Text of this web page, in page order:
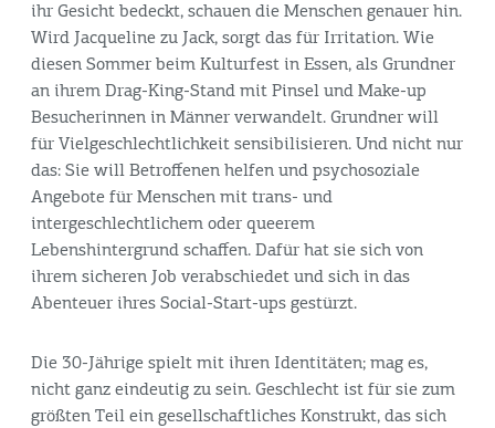
ihr Gesicht bedeckt, schauen die Menschen genauer hin.
Wird Jacqueline zu Jack, sorgt das für Irritation. Wie
diesen Sommer beim Kulturfest in Essen, als Grundner
an ihrem Drag-King-Stand mit Pinsel und Make-up
Besucherinnen in Männer verwandelt. Grundner will
für Vielgeschlechtlichkeit sensibilisieren. Und nicht nur
das: Sie will Betroffenen helfen und psychosoziale
Angebote für Menschen mit trans- und
intergeschlechtlichem oder queerem
Lebenshintergrund schaffen. Dafür hat sie sich von
ihrem sicheren Job verabschiedet und sich in das
Abenteuer ihres Social-Start-ups gestürzt.
Die 30-Jährige spielt mit ihren Identitäten; mag es,
nicht ganz eindeutig zu sein. Geschlecht ist für sie zum
größten Teil ein gesellschaftliches Konstrukt, das sich